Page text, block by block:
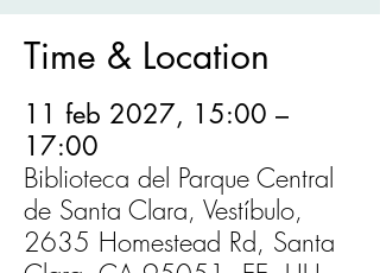
Time & Location
11 feb 2027, 15:00 –
17:00
Biblioteca del Parque Central
de Santa Clara, Vestíbulo,
2635 Homestead Rd, Santa